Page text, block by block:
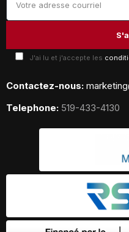
J'ai lu et j'accepte les
Contactez-nous:
Telephone: 519-433-4130